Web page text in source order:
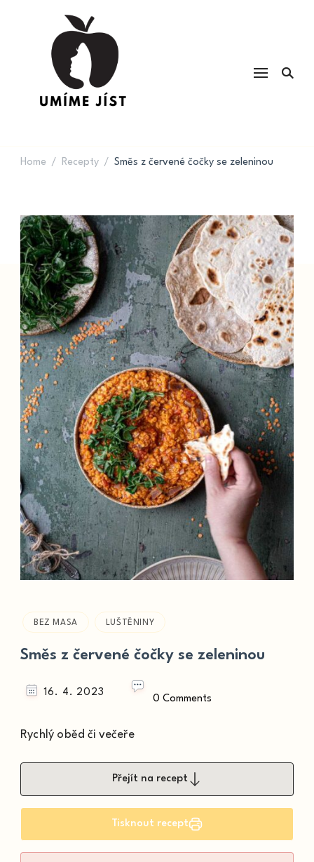
Kvalita potravin a výživa & recepty
Home / Recepty / Směs z červené čočky se zeleninou
BEZ MASA LUŠTĚNINY
Směs z červené čočky se zeleninou
16. 4. 2023
0 Comments
Rychlý oběd či večeře
Přejít na recept
Tisknout recept